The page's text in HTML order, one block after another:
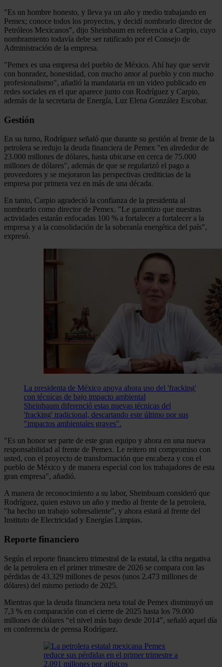
"Es un hombre honesto, y lleva ya un año y medio trabajando en
Pemex; conoce todos los proyectos, y decidí nombrarlo director de
Petróleos Mexicanos", dijo Sheinbaum en referencia a Carpio, cuyo
nombramiento todavía debe ser ratificado por el Consejo de
Administración de la empresa.
"Pemex es una empresa del pueblo de México. Ahí hay que servir
con honradez, honestidad, con mucho amor al pueblo y con mucho
profesionalismo", añadió la mandataria en un video publicado en
redes sociales en el que aparece junto con Rodríguez y Carpio,
además de la secretaria de Energía, Luz Elena González Escobar.
Gestión
En su turno, Rodríguez señaló que durante su gestión al frente de la
petrolera se redujo la deuda financiera de Pemex "en alrededor de
23.000 millones de dólares, hasta ubicarse en cerca de 75.000
millones de dólares", además de que se regularizó el pago a
proveedores y se mejoraron las perspectivas crediticias de la
empresa por primera vez en más de una década.
En tanto, Carpio agradeció la confianza de la presidenta al
nombrarlo como director de Pemex. "Le garantizo que nuestras
actividades estarán enfocadas 100 % a fortalecer a fortalecer a la
empresa y a la consolidación de la soberanía energética del país",
expresó.
La presidenta de México apoya ahora uso del 'fracking'
con técnicas de bajo impacto ambiental
Sheinbaum diferenció estas nuevas técnicas del
'fracking' tradicional, descartando este último por sus
"impactos ambientales graves".
"Es un honor ser parte de este gran equipo y ahora en una nueva
responsabilidad al frente de Pemex. Le reitero mi compromiso con
usted, con el proyecto de transformación que encabeza y con el
pueblo de México y de manera especial con los trabajadores de esta
gran empresa", añadió.
A manera de reconocimiento a su labor, Sheinbuam consideró que
Rodríguez, quien estuvo un año y medio al frente de la petrolera,
"ha hecho un trabajo sobresaliente", y ahora estará al frente del
Instituto de Electricidad y Energías Limpias.
Reporte financiero
Según el reporte financiero trimestral de la estatal, la cifra negativa
de la petrolera en el primer trimestre de 2026 se compara con las
pérdidas de 43.329 millones de pesos (unos 2.473 millones de
dólares) del mismo periodo de 2025.
Mientras que la deuda financiera neta total de Pemex disminuyó un
7,3 % en comparación con el cierre de 2025 hasta los 79.000
millones de dólares “el nivel más bajo desde 2014”, señaló aquel día
en conferencia de prensa Rodríguez.